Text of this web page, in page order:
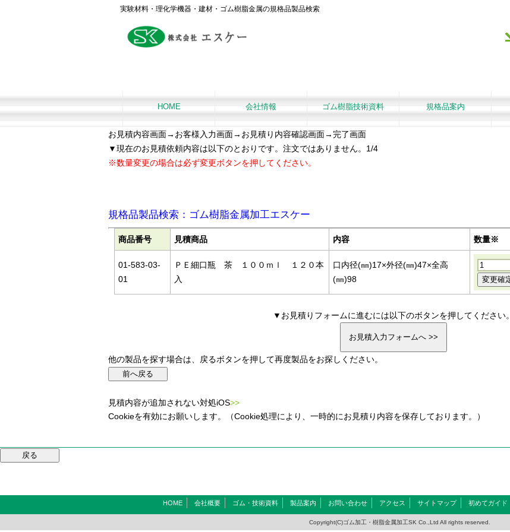
実験材料・理化学機器・建材・ゴム樹脂金属の規格品製品検索
HOME 会社情報 ゴム樹脂技術資料 規格品案内
お見積内容画面→お客様入力画面→お見積り内容確認画面→完了画面
▼現在のお見積依頼内容は以下のとおりです。注文ではありません。1/4
※数量変更の場合は必ず変更ボタンを押してください。
規格品製品検索：ゴム樹脂金属加工エスケー
商品番号 見積商品 内容 数量※
01-583-03-
01
ＰＥ細口瓶 茶 １００ｍｌ １２０本
入
口内径(㎜)17×外径(㎜)47×全高
(㎜)98
▼お見積りフォームに進むには以下のボタンを押してください。
他の製品を探す場合は、戻るボタンを押して再度製品をお探しください。
見積内容が追加されない対処iOS>>
Cookieを有効にお願いします。（Cookie処理により、一時的にお見積り内容を保存しております。）
HOME 会社概要 ゴム・技術資料 製品案内 お問い合わせ アクセス サイトマップ 初めてガイド
Copyright(C)ゴム加工・樹脂金属加工SK Co.,Ltd All rights reserved.